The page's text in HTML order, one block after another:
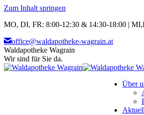
Zum Inhalt springen
MO, DI, FR: 8:00-12:30 & 14:30-18:00 |
office@waldapotheke-wagrain.at
Waldapotheke Wagrain
Wir sind für Sie da.
Über